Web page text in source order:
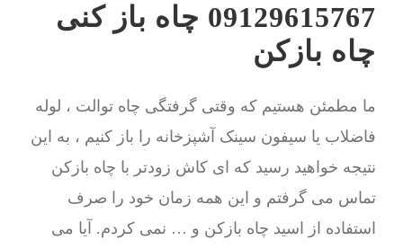
09129615767 چاه باز کنی
چاه بازکن
ما مطمئن هستیم که وقتی گرفتگی چاه توالت ، لوله
فاضلاب یا سیفون سینک آشپزخانه را باز کنیم ، به این
نتیجه خواهید رسید که ای کاش زودتر با چاه بازکن
تماس می گرفتم و این همه زمان خود را صرف
استفاده از اسید چاه بازکن و … نمی کردم. آیا می